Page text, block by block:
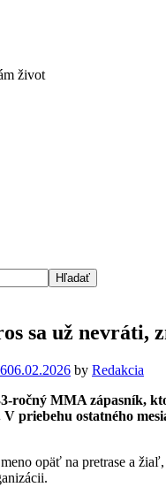
život
Hľadať
sa už nevráti,
06.02.2026 by Redakcia
ročný MMA zápasník,
priebehu ostatného
opäť na pretrase a